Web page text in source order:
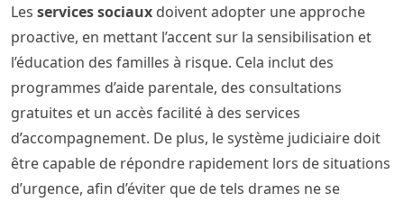
Les services sociaux doivent adopter une approche
proactive, en mettant l’accent sur la sensibilisation et
l’éducation des familles à risque. Cela inclut des
programmes d’aide parentale, des consultations
gratuites et un accès facilité à des services
d’accompagnement. De plus, le système judiciaire doit
être capable de répondre rapidement lors de situations
d’urgence, afin d’éviter que de tels drames ne se